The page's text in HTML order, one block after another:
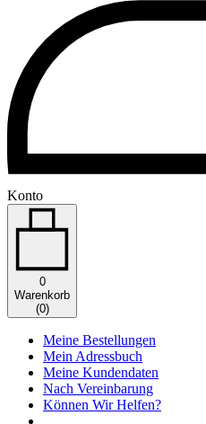
Konto
0
Warenkorb
(0)
Meine Bestellungen
Mein Adressbuch
Meine Kundendaten
Nach Vereinbarung
Können Wir Helfen?